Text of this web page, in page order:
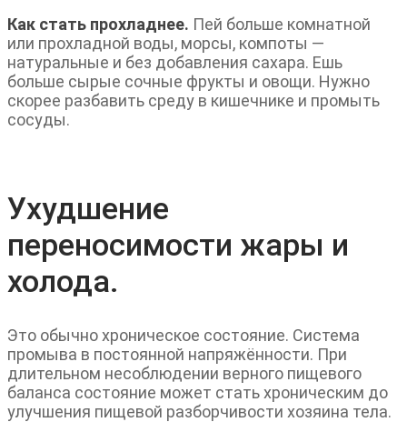
Как стать прохладнее. Пей больше комнатной
или прохладной воды, морсы, компоты —
натуральные и без добавления сахара. Ешь
больше сырые сочные фрукты и овощи. Нужно
скорее разбавить среду в кишечнике и промыть
сосуды.
Ухудшение
переносимости жары и
холода.
Это обычно хроническое состояние. Система
промыва в постоянной напряжённости. При
длительном несоблюдении верного пищевого
баланса состояние может стать хроническим до
улучшения пищевой разборчивости хозяина тела.